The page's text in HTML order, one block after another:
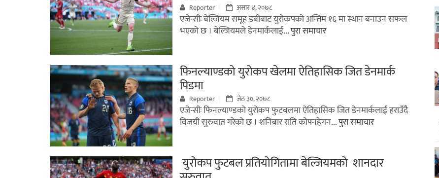
Reporter असार ४, २०७८
एजेन्सीः बेल्जियम समूह डबीबाट युरोकपको अन्तिम १६ मा स्थान बनाउन सफल
भएको छ । बेल्जियमले डेनमार्कलाई... पुरा समाचार
फिनल्याण्डको युरोकप खेलमा ऐतिहासिक जित डेनमार्क
पिडमा
Reporter जेठ ३०, २०७८
एजेन्सीः फिनल्याण्डको युरोकप फुटबलमा ऐतिहासिक जित डेनमार्कलाई हराउँदै
विजयी सुरुवात गरेको छ । शनिबार राति कोपनहेगन... पुरा समाचार
युरोकप फुटबल प्रतियोगितामा बेल्जियमको शानदार